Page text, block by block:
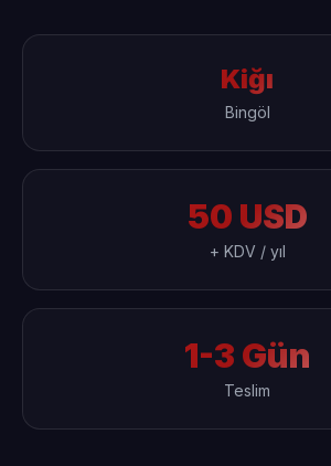
Kiğı
Bingöl
50 USD
+ KDV / yıl
1-3 Gün
Teslim